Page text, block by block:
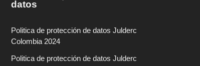
datos
Politica de protección de datos Julderc
Colombia 2024
Politica de protección de datos Julderc